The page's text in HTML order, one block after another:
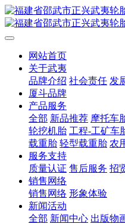
网站首页
关于武夷
品牌介绍 社会责任 发
厦斗品牌
产品服务
全部 新品推荐 摩托车
轮挖机胎 工程-工矿车
载重胎 轻型载重胎 农
服务支持
质量认证 售后服务 招
销售网络
销售网络 形象体验
新闻活动
全部 新闻中心 出版物